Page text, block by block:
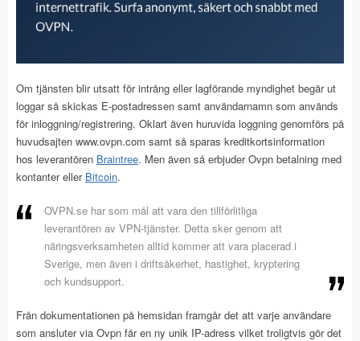
Om tjänsten blir utsatt för intrång eller lagförande myndighet begär ut
loggar så skickas E-postadressen samt användarnamn som används
för inloggning/registrering. Oklart även huruvida loggning genomförs på
huvudsajten www.ovpn.com samt så sparas kreditkortsinformation
hos leverantören Braintree. Men även så erbjuder Ovpn betalning med
kontanter eller Bitcoin.
OVPN.se har som mål att vara den tillförlitliga
leverantören av VPN-tjänster. Detta sker genom att
näringsverksamheten alltid kommer att vara placerad i
Sverige, men även i driftsäkerhet, hastighet, kryptering
och kundsupport.
Från dokumentationen på hemsidan framgår det att varje användare
som ansluter via Ovpn får en ny unik IP-adress vilket troligtvis gör det